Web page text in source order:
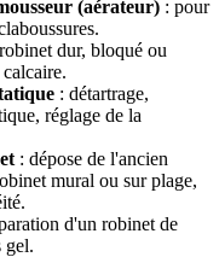
(aérateur) : pour
dur, bloqué ou
: détartrage,
réglage de la
: dépose de l'ancien
mural ou sur plage,
d'un robinet de
gel.